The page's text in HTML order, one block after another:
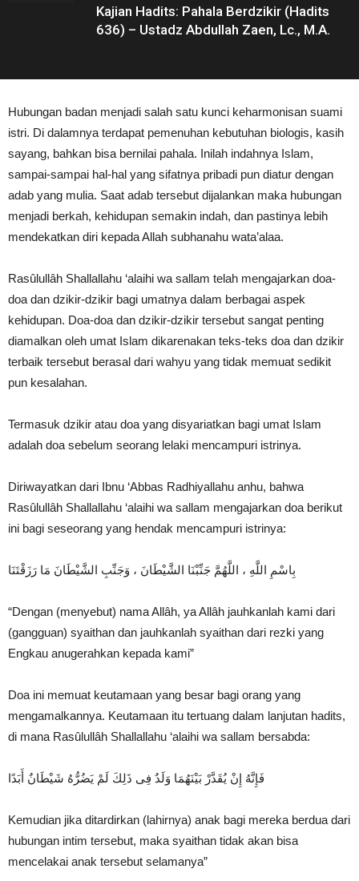
Kajian Hadits: Pahala Berdzikir (Hadits
636) – Ustadz Abdullah Zaen, Lc., M.A.
Hubungan badan menjadi salah satu kunci keharmonisan suami
istri. Di dalamnya terdapat pemenuhan kebutuhan biologis, kasih
sayang, bahkan bisa bernilai pahala. Inilah indahnya Islam,
sampai-sampai hal-hal yang sifatnya pribadi pun diatur dengan
adab yang mulia. Saat adab tersebut dijalankan maka hubungan
menjadi berkah, kehidupan semakin indah, dan pastinya lebih
mendekatkan diri kepada Allah subhanahu wata’alaa.
Rasûlullâh Shallallahu ‘alaihi wa sallam telah mengajarkan doa-
doa dan dzikir-dzikir bagi umatnya dalam berbagai aspek
kehidupan. Doa-doa dan dzikir-dzikir tersebut sangat penting
diamalkan oleh umat Islam dikarenakan teks-teks doa dan dzikir
terbaik tersebut berasal dari wahyu yang tidak memuat sedikit
pun kesalahan.
Termasuk dzikir atau doa yang disyariatkan bagi umat Islam
adalah doa sebelum seorang lelaki mencampuri istrinya.
Diriwayatkan dari Ibnu ‘Abbas Radhiyallahu anhu, bahwa
Rasûlullâh Shallallahu ‘alaihi wa sallam mengajarkan doa berikut
ini bagi seseorang yang hendak mencampuri istrinya:
بِاسْمِ اللَّهِ ، اللَّهُمَّ جَنِّبْنَا الشَّيْطَانَ ، وَجَنِّبِ الشَّيْطَانَ مَا رَزَقْتَنَا
“Dengan (menyebut) nama Allâh, ya Allâh jauhkanlah kami dari
(gangguan) syaithan dan jauhkanlah syaithan dari rezki yang
Engkau anugerahkan kepada kami”
Doa ini memuat keutamaan yang besar bagi orang yang
mengamalkannya. Keutamaan itu tertuang dalam lanjutan hadits,
di mana Rasûlullâh Shallallahu ‘alaihi wa sallam bersabda:
فَإِنَّهُ إِنْ يُقَدَّرْ بَيْنَهُمَا وَلَدٌ فِى ذَلِكَ لَمْ يَضُرُّهُ شَيْطَانٌ أَبَدًا
Kemudian jika ditardirkan (lahirnya) anak bagi mereka berdua dari
hubungan intim tersebut, maka syaithan tidak akan bisa
mencelakai anak tersebut selamanya”